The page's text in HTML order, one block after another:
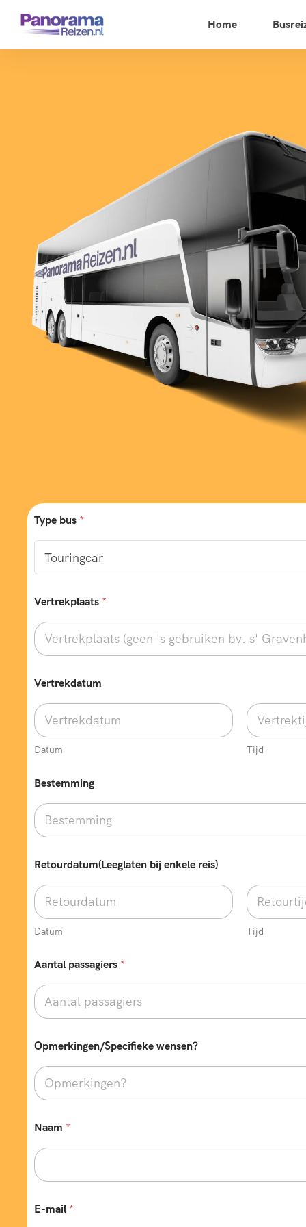
Home
Type bus *
Vertrekplaats *
Vertrekdatum
Datum Tijd
Bestemming
Retourdatum(Leeglaten bij enkele reis)
Datum Tijd
Aantal passagiers *
Opmerkingen/Specifieke wensen?
e
t
r
e
d
Naam *
E-mail *